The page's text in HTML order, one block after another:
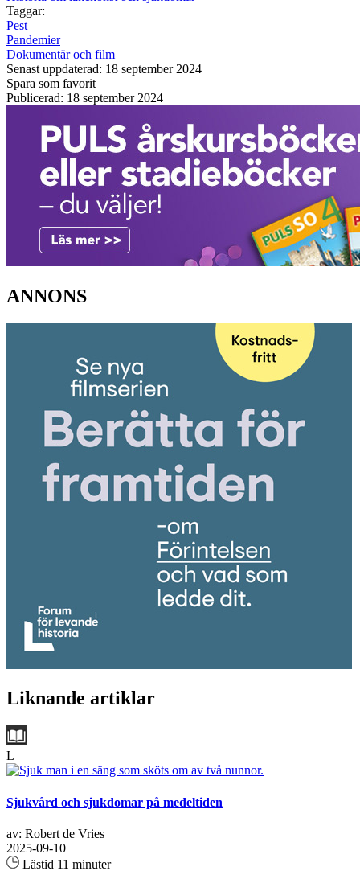
Taggar:
Pest
Pandemier
Dokumentär och film
Senast uppdaterad: 18 september 2024
Spara som favorit
Publicerad: 18 september 2024
ANNONS
Liknande artiklar
L
Sjukvård och sjukdomar på medeltiden
av: Robert de Vries
2025-09-10
Lästid 11 minuter